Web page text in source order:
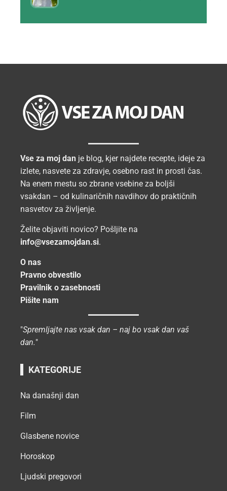
Vse za moj dan je blog, kjer najdete recepte, ideje za
izlete, nasvete za zdravje, osebno rast in prosti čas.
Na enem mestu so zbrane vsebine za boljši
vsakdan – od kulinaričnih navdihov do praktičnih
nasvetov za življenje.
Želite objaviti novico? Pošljite na
info@vsezamojdan.si.
O nas
Pravno obvestilo
Pravilnik o zasebnosti
Pišite nam
"Spremljajte nas vsak dan – naj bo vsak dan vaš
dan."
KATEGORIJE
Na današnji dan
Film
Glasbene novice
Horoskop
Ljudski pregovori